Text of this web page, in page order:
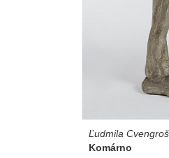
Ľudmila
Komárno